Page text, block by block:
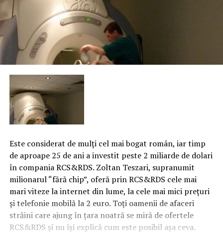
Este considerat de mulţi cel mai bogat român, iar timp
de aproape 25 de ani a investit peste 2 miliarde de dolari
în compania RCS&RDS. Zoltan Teszari, supranumit
milionarul “fără chip”, oferă prin RCS&RDS cele mai
mari viteze la internet din lume, la cele mai mici preţuri
şi telefonie mobilă la 2 euro. Toţi oamenii de afaceri
străini care ajung în ţara noatră se miră de ofertele
RCS&RDS şi nu îşi explică cum este posibil aşa ceva.